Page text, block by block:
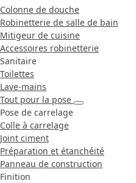
Colonne de douche
Robinetterie de salle de bain
Mitigeur de cuisine
Accessoires robinetterie
Sanitaire
Toilettes
Lave-mains
Tout pour la pose
Pose de carrelage
Colle à carrelage
Joint ciment
Préparation et étanchéité
Panneau de construction
Finition